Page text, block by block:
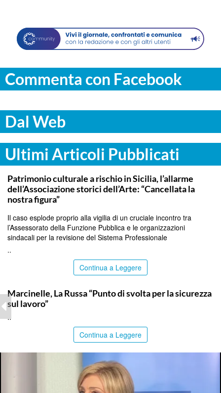
Commenta con Facebook
Dal Web
Ultimi Articoli Pubblicati
PALERMO
Patrimonio culturale a rischio in Sicilia, l’allarme
dell’Associazione storici dell’Arte: “Cancellata la
nostra figura”
Il caso esplode proprio alla vigilia di un cruciale incontro tra
l’Assessorato della Funzione Pubblica e le organizzazioni
sindacali per la revisione del Sistema Professionale
..
Continua a Leggere
Marcinelle, La Russa “Punto di svolta per la sicurezza
sul lavoro”
..
Continua a Leggere